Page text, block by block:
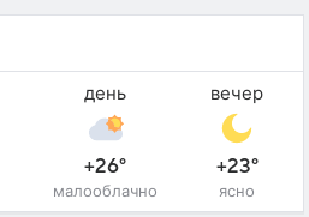
день
+26°
малооблачно
вечер
+23°
ясно